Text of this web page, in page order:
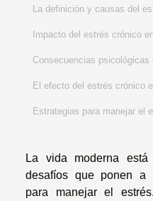
La definición y causas del
Impacto del estrés crónico
Consecuencias
El efecto del estrés crónico
Estrategias para manejar el
La vida moderna
desafíos que ponen a
para manejar el